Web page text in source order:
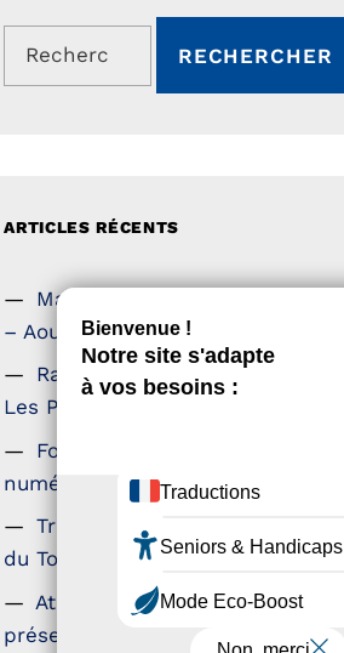
Rechercher :
ARTICLES RÉCENTS
Magazine Tourisme Accessible
– Aout 2026
Rallye Aicha des Gazelles –
Les Petillantes
Formation Communication
numérique
Trophées Horizons – Acteurs
du Tourisme Durable
Atout France – flyer
présentation label Tourisme &